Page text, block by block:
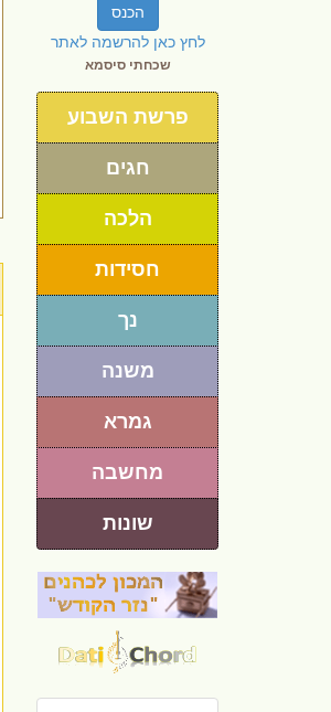
הכנס
לחץ כאן להרשמה לאתר
שכחתי סיסמא
פרשת השבוע
חגים
הלכה
חסידות
נך
משנה
גמרא
מחשבה
שונות